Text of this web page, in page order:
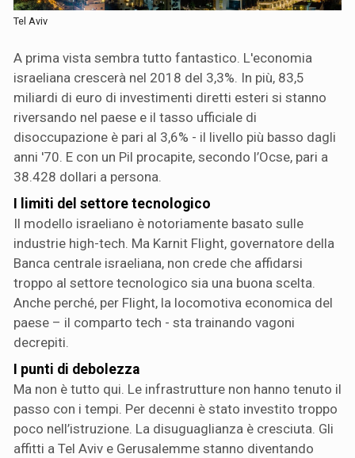
Tel Aviv
A prima vista sembra tutto fantastico. L'economia
israeliana crescerà nel 2018 del 3,3%. In più, 83,5
miliardi di euro di investimenti diretti esteri si stanno
riversando nel paese e il tasso ufficiale di
disoccupazione è pari al 3,6% - il livello più basso dagli
anni '70. E con un Pil procapite, secondo l’Ocse, pari a
38.428 dollari a persona.
I limiti del settore tecnologico
Il modello israeliano è notoriamente basato sulle
industrie high-tech. Ma Karnit Flight, governatore della
Banca centrale israeliana, non crede che affidarsi
troppo al settore tecnologico sia una buona scelta.
Anche perché, per Flight, la locomotiva economica del
paese – il comparto tech - sta trainando vagoni
decrepiti.
I punti di debolezza
Ma non è tutto qui. Le infrastrutture non hanno tenuto il
passo con i tempi. Per decenni è stato investito troppo
poco nell’istruzione. La disuguaglianza è cresciuta. Gli
affitti a Tel Aviv e Gerusalemme stanno diventando